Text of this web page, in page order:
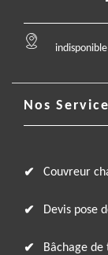
indisponible
Nos
Couvreur
Devis pose
Bâchage